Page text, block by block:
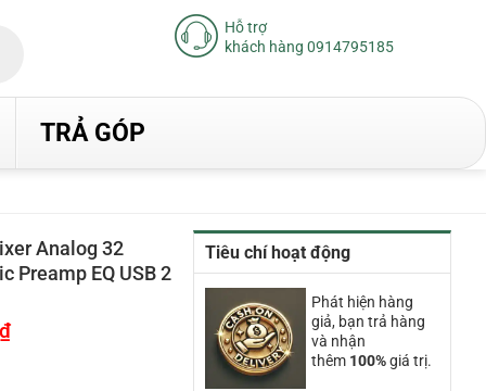
Hỗ trợ
khách hàng 0914795185
TRẢ GÓP
Tiêu chí hoạt động
Phát hiện hàng
giả, bạn trả hàng
và nhận
thêm 100%giá trị.
Analog 32
Preamp EQ USB 2
₫Giá